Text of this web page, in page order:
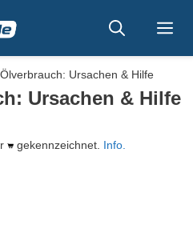
Ursachen & Hilfe
Ursachen & Hilfe
gekennzeichnet. Info.